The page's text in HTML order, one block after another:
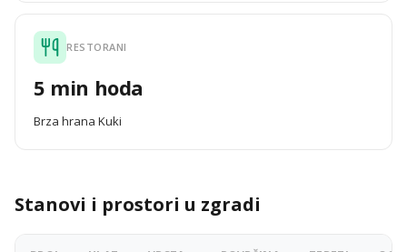
RESTORANI
5 min hoda
Brza hrana Kuki
Stanovi i prostori u zgradi